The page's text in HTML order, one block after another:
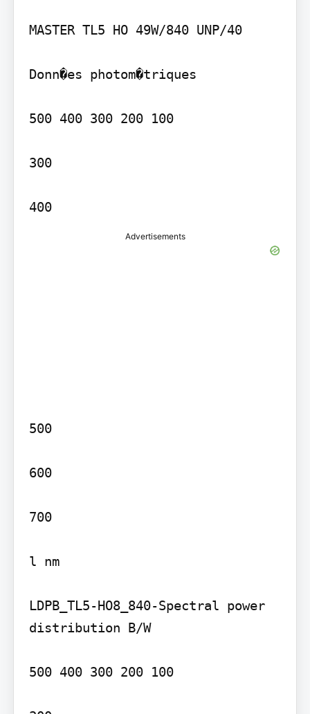
MASTER TL5 HO 49W/840 UNP/40
Donn�es photom�triques
500 400 300 200 100
300
400
Advertisements
500
600
700
l nm
LDPB_TL5-HO8_840-Spectral power
distribution B/W
500 400 300 200 100